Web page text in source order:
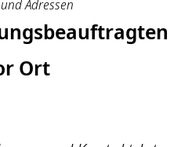
Adressen
Ort